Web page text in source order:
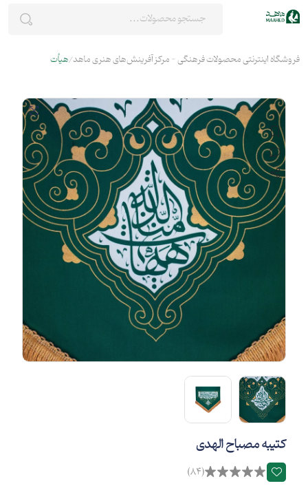
فروشگاه اینترنتی محصولات فرهنگی - مرکز آفرینش‌های هنری ماهد هیأت
کتیبه مصباح الهدی
(84)